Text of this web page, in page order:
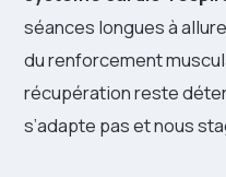
séances longues à
du renforcement
récupération reste
s’adapte pas et nous